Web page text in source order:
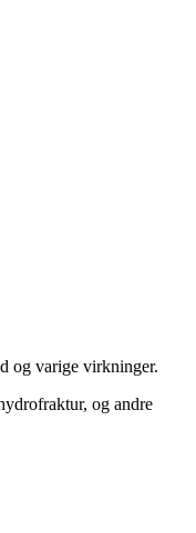
og varige virkninger.
og andre